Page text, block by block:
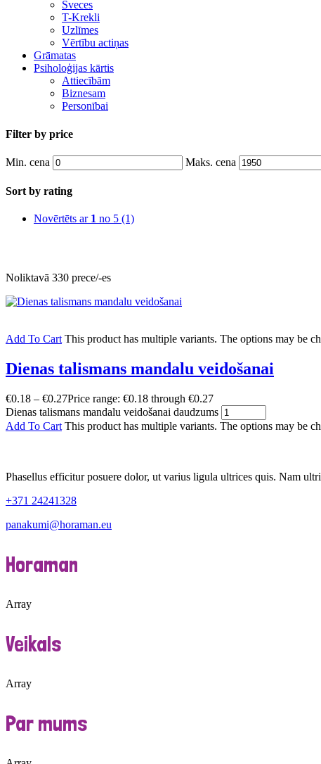
Sveces
T-Krekli
Uzlīmes
Vērtību actiņas
Grāmatas
Psiholoģijas kārtis
Attiecībām
Biznesam
Personībai
Filter by price
Min. cena Maks. cena
Sort by rating
Novērtēts ar 1 no 5 (1)
Noliktavā 330 prece/-es
Add To Cart This product has multiple variants. The options may be
Dienas talismans mandalu veidošanai
€0.18 – €0.27Price range: €0.18 through €0.27
Dienas talismans mandalu veidošanai daudzums
Add To Cart This product has multiple variants. The options may be
Phasellus efficitur posuere dolor, ut varius ligula ultrices quis. Nam
+371 24241328
panakumi@horaman.eu
Horaman
Array
Veikals
Array
Par mums